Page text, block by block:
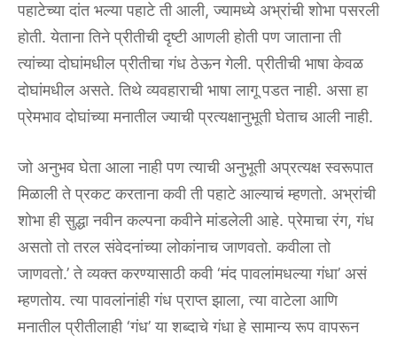
पहाटेच्या दांत भल्या पहाटे ती आली, ज्यामध्ये अभ्रांची शोभा पसरली
होती. येताना तिने प्रीतीची दृष्टी आणली होती पण जाताना ती
त्यांच्या दोघांमधील प्रीतीचा गंध ठेऊन गेली. प्रीतीची भाषा केवळ
दोघांमधील असते. तिथे व्यवहाराची भाषा लागू पडत नाही. असा हा
प्रेमभाव दोघांच्या मनातील ज्याची प्रत्यक्षानुभूती घेताच आली नाही.
जो अनुभव घेता आला नाही पण त्याची अनुभूती अप्रत्यक्ष स्वरूपात
मिळाली ते प्रकट करताना कवी ती पहाटे आल्याचं म्हणतो. अभ्रांची
शोभा ही सुद्धा नवीन कल्पना कवीने मांडलेली आहे. प्रेमाचा रंग, गंध
असतो तो तरल संवेदनांच्या लोकांनाच जाणवतो. कवीला तो
जाणवतो.’ ते व्यक्त करण्यासाठी कवी ‘मंद पावलांमधल्या गंधा’ असं
म्हणतोय. त्या पावलांनांही गंध प्राप्त झाला, त्या वाटेला आणि
मनातील प्रीतीलाही ‘गंध’ या शब्दाचे गंधा हे सामान्य रूप वापरून